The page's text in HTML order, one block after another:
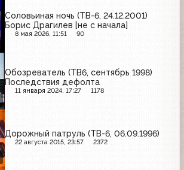
Соловьиная ночь (ТВ-6, 24.12.2001)
Борис Драгилев [не с начала]
8 мая 2026, 11:51 90
Обозреватель (ТВ6, сентябрь 1998)
Последствия дефолта
11 января 2024, 17:27 1178
Дорожный патруль (ТВ-6, 06.09.1996)
22 августа 2015, 23:57 2372